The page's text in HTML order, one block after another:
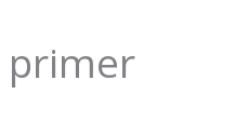
primer